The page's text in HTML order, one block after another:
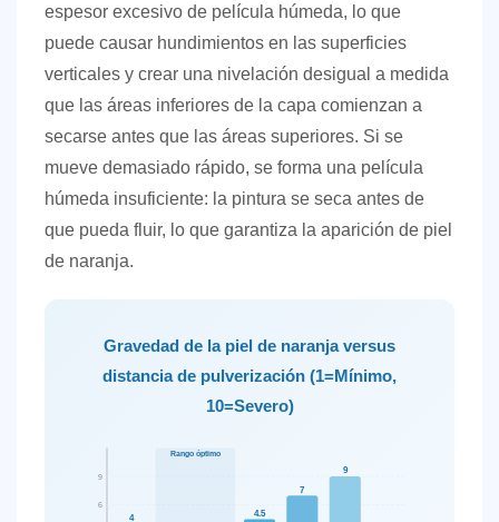
espesor excesivo de película húmeda, lo que
puede causar hundimientos en las superficies
verticales y crear una nivelación desigual a medida
que las áreas inferiores de la capa comienzan a
secarse antes que las áreas superiores. Si se
mueve demasiado rápido, se forma una película
húmeda insuficiente: la pintura se seca antes de
que pueda fluir, lo que garantiza la aparición de piel
de naranja.
Gravedad de la piel de naranja versus
distancia de pulverización (1=Mínimo,
10=Severo)
6
9
4 4.5
7
9
Rango óptimo